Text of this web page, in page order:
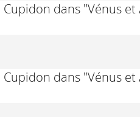
dans "Vénus
dans "Vénus